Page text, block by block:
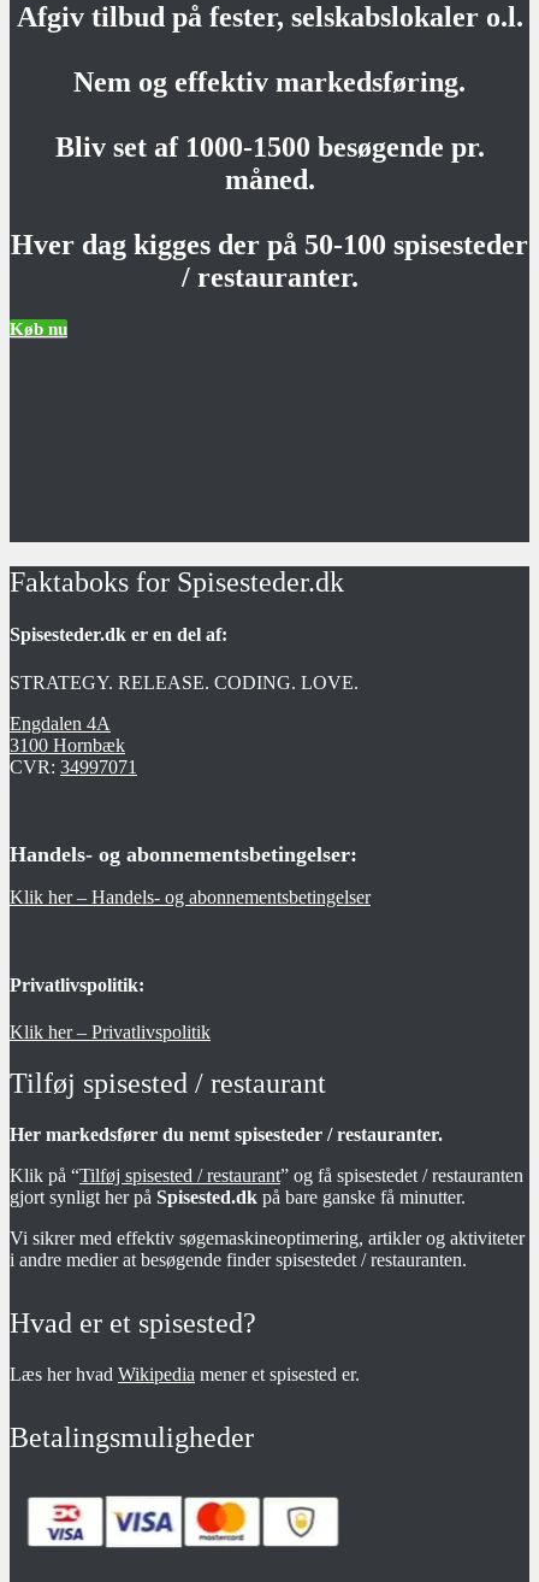
Afgiv tilbud på fester, selskabslokaler o.l.
Nem og effektiv markedsføring.
Bliv set af 1000-1500 besøgende pr.
måned.
Hver dag kigges der på 50-100 spisesteder
/ restauranter.
Køb nu
Faktaboks for Spisesteder.dk
Spisesteder.dk er en del af:
STRATEGY. RELEASE. CODING. LOVE.
Engdalen 4A
3100 Hornbæk
CVR: 34997071
Handels- og abonnementsbetingelser:
Klik her – Handels- og abonnementsbetingelser
Privatlivspolitik:
Klik her – Privatlivspolitik
Tilføj spisested / restaurant
Her markedsfører du nemt spisesteder / restauranter.
Klik på “Tilføj spisested / restaurant” og få spisestedet / restauranten
gjort synligt her på Spisested.dk på bare ganske få minutter.
Vi sikrer med effektiv søgemaskineoptimering, artikler og aktiviteter
i andre medier at besøgende finder spisestedet / restauranten.
Hvad er et spisested?
Læs her hvad Wikipedia mener et spisested er.
Betalingsmuligheder